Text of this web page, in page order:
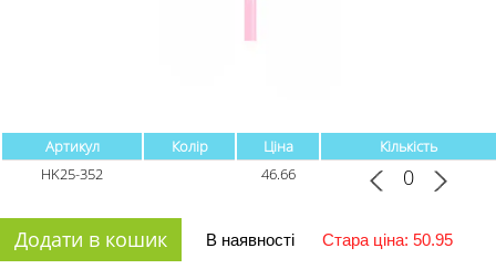
Артикул Колір Ціна
Кількість
HK25-352
46.66
Додати в кошик В наявності Стара ціна: 50.95